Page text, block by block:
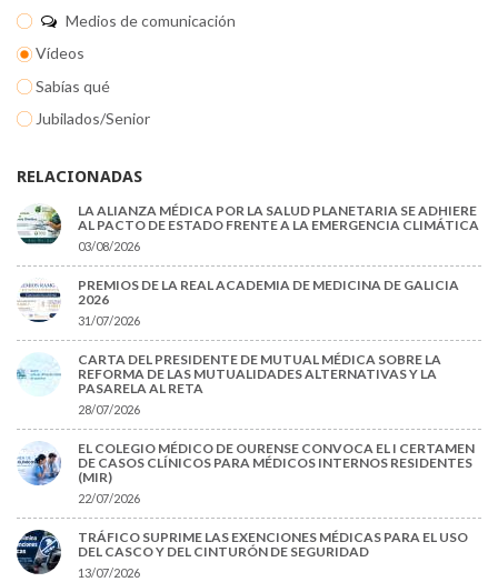
Medios de comunicación
Vídeos
Sabías qué
Jubilados/Senior
RELACIONADAS
LA ALIANZA MÉDICA POR LA SALUD PLANETARIA SE ADHIERE
AL PACTO DE ESTADO FRENTE A LA EMERGENCIA CLIMÁTICA
03/08/2026
PREMIOS DE LA REAL ACADEMIA DE MEDICINA DE GALICIA
2026
31/07/2026
CARTA DEL PRESIDENTE DE MUTUAL MÉDICA SOBRE LA
REFORMA DE LAS MUTUALIDADES ALTERNATIVAS Y LA
PASARELA AL RETA
28/07/2026
EL COLEGIO MÉDICO DE OURENSE CONVOCA EL I CERTAMEN
DE CASOS CLÍNICOS PARA MÉDICOS INTERNOS RESIDENTES
(MIR)
22/07/2026
TRÁFICO SUPRIME LAS EXENCIONES MÉDICAS PARA EL USO
DEL CASCO Y DEL CINTURÓN DE SEGURIDAD
13/07/2026